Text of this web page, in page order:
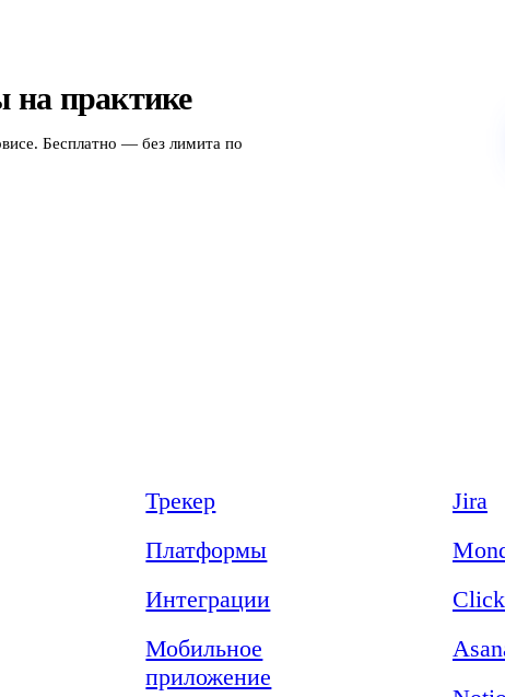
практике
Бесплатно — без лимита по
Трекер
Платформы
Интеграции
Мобильное
приложение
Jira